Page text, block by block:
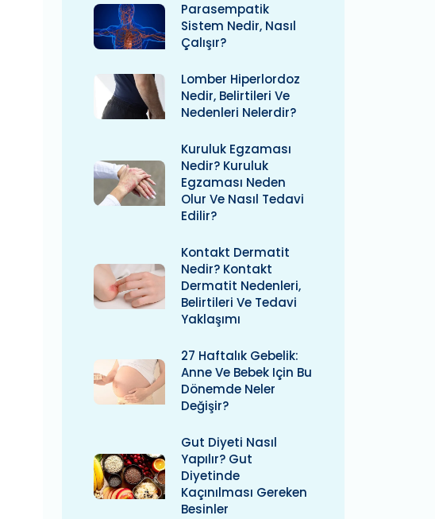
Parasempatik
Sistem Nedir, Nasıl
Çalışır?
Lomber Hiperlordoz
Nedir, Belirtileri Ve
Nedenleri Nelerdir?
Kuruluk Egzaması
Nedir? Kuruluk
Egzaması Neden
Olur Ve Nasıl Tedavi
Edilir?
Kontakt Dermatit
Nedir? Kontakt
Dermatit Nedenleri,
Belirtileri Ve Tedavi
Yaklaşımı
27 Haftalık Gebelik:
Anne Ve Bebek Için Bu
Dönemde Neler
Değişir?
Gut Diyeti Nasıl
Yapılır? Gut
Diyetinde
Kaçınılması Gereken
Besinler